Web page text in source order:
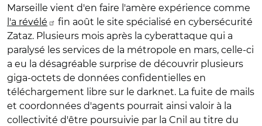
Marseille vient d'en faire l'amère expérience comme
l'a révélé
fin août le site spécialisé en cybersécurité
Zataz. Plusieurs mois après la cyberattaque qui a
paralysé les services de la métropole en mars, celle-ci
a eu la désagréable surprise de découvrir plusieurs
giga-octets de données confidentielles en
téléchargement libre sur le darknet. La fuite de mails
et coordonnées d'agents pourrait ainsi valoir à la
collectivité d'être poursuivie par la Cnil au titre du